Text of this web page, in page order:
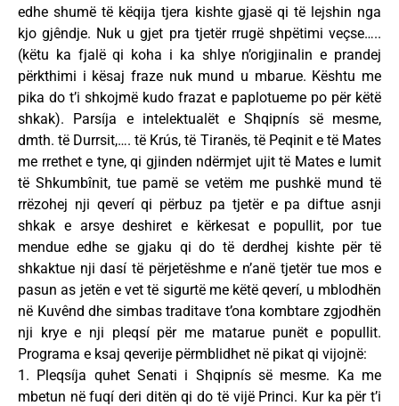
edhe shumë të këqija tjera kishte gjasë qi të lejshin nga
kjo gjêndje. Nuk u gjet pra tjetër rrugë shpëtimi veçse…..
(këtu ka fjalë qi koha i ka shlye n’origjinalin e prandej
përkthimi i kësaj fraze nuk mund u mbarue. Kështu me
pika do t’i shkojmë kudo frazat e paplotueme po për këtë
shkak). Parsíja e intelektualët e Shqipnís së mesme,
dmth. të Durrsit,…. të Krús, të Tiranës, të Peqinit e të Mates
me rrethet e tyne, qi gjinden ndërmjet ujit të Mates e lumit
të Shkumbînit, tue pamë se vetëm me pushkë mund të
rrëzohej nji qeverí qi përbuz pa tjetër e pa diftue asnji
shkak e arsye deshiret e kërkesat e popullit, por tue
mendue edhe se gjaku qi do të derdhej kishte për të
shkaktue nji dasí të përjetëshme e n’anë tjetër tue mos e
pasun as jetën e vet të sigurtë me këtë qeverí, u mblodhën
në Kuvênd dhe simbas traditave t’ona kombtare zgjodhën
nji krye e nji pleqsí për me matarue punët e popullit.
Programa e ksaj qeverije përmblidhet në pikat qi vijojnë:
1. Pleqsíja quhet Senati i Shqipnís së mesme. Ka me
mbetun në fuqí deri ditën qi do të vijë Princi. Kur ka për t’i